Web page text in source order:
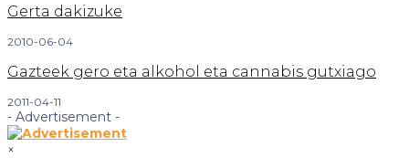
Gerta dakizuke
2010-06-04
Gazteek gero eta alkohol eta cannabis gutxiago
2011-04-11
- Advertisement -
×